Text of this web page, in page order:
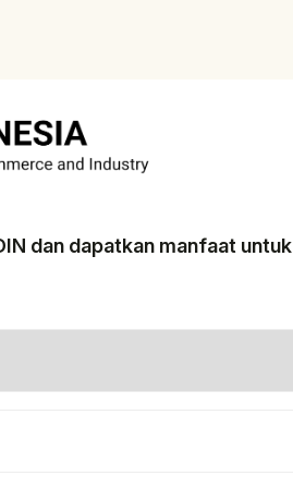
dan dapatkan manfaat untuk